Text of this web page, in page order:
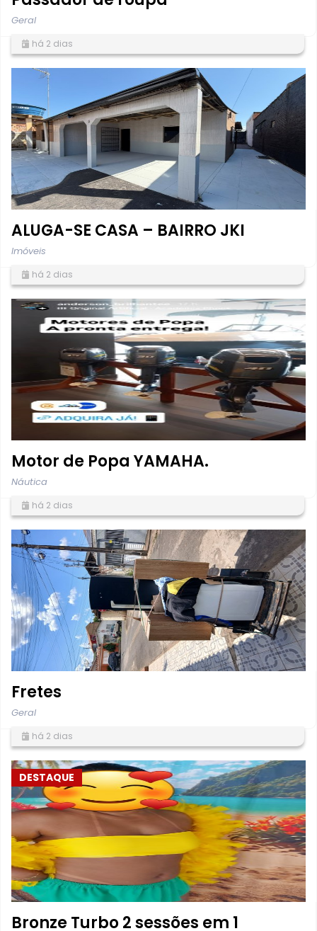
Geral
há 2 dias
ALUGA-SE CASA – BAIRRO JKI
Imóveis
há 2 dias
Motor de Popa YAMAHA.
Náutica
há 2 dias
Fretes
Geral
há 2 dias
DESTAQUE
Bronze Turbo 2 sessões em 1